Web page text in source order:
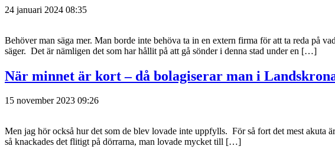
24 januari 2024 08:35
Behöver man säga mer. Man borde inte behöva ta in en extern firma för att ta reda på
säger. Det är nämligen det som har hållit på att gå sönder i denna stad under en […]
När minnet är kort – då bolagiserar man i
15 november 2023 09:26
Men jag hör också hur det som de blev lovade inte uppfylls. För så fort det mest
så knackades det flitigt på dörrarna, man lovade mycket till […]